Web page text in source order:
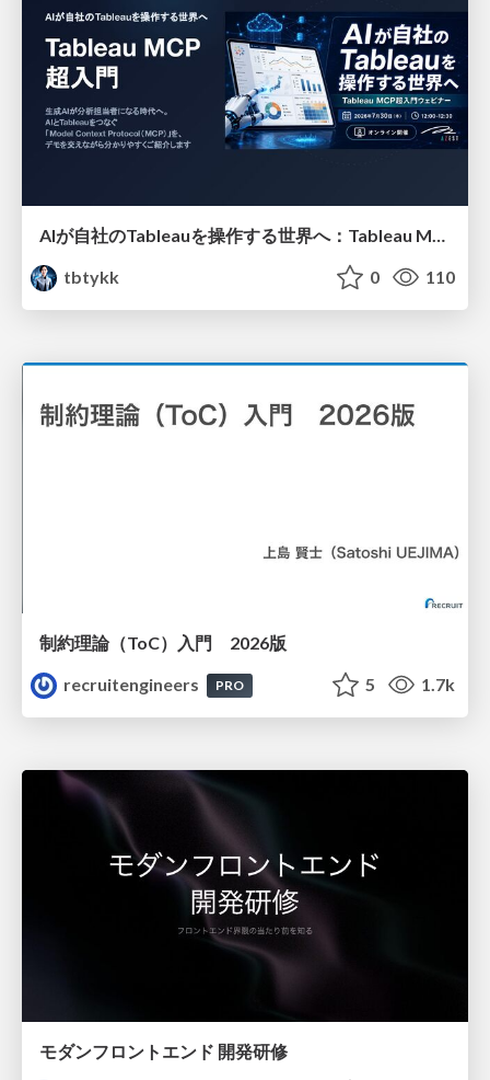
tbtykk
0 110
制約理論（ToC）入門 2026版
recruitengineers
PRO 5 1.7k
モダンフロントエンド 開発研修